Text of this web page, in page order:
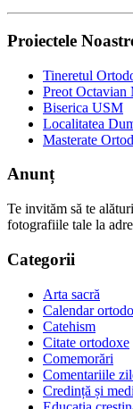
Proiectele
Tineretul
Preot Octavian
Biserica USM
Localitatea
Masterate
Anunț
Te invităm să te
fotografiile tale la
Categorii
Arta sacră
Calendar
Catehism
Citate ortodoxe
Comemorări
Comentariile
Credință și